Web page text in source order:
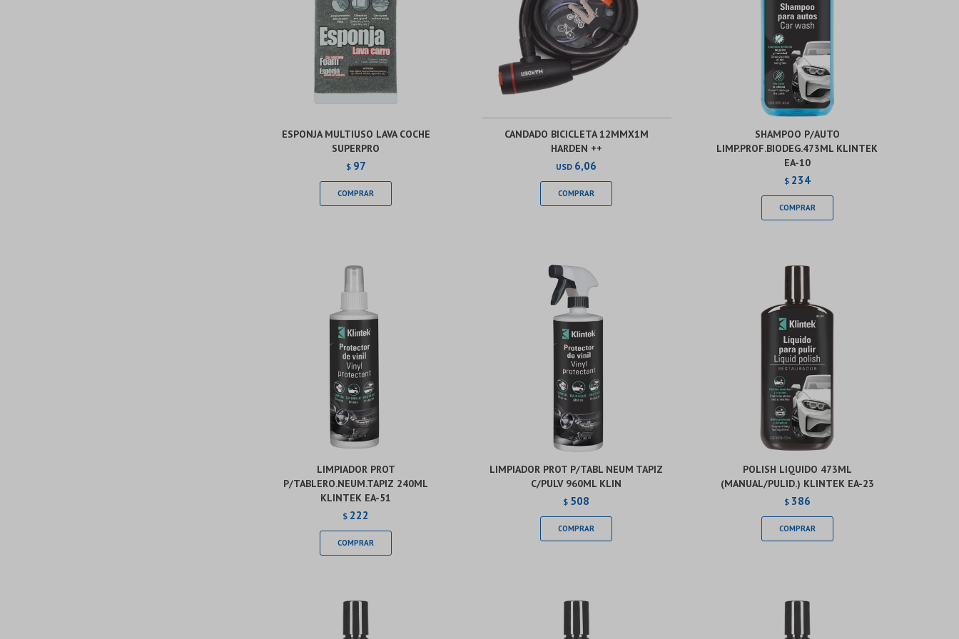
ESPONJA MULTIUSO LAVA COCHE
SUPERPRO
$ 97
CANDADO BICICLETA 12MMX1M
HARDEN ++
USD 6,06
SHAMPOO P/AUTO
LIMP.PROF.BIODEG.473ML KLINTEK
EA-10
$ 234
LIMPIADOR PROT
P/TABLERO.NEUM.TAPIZ 240ML
KLINTEK EA-51
$ 222
LIMPIADOR PROT P/TABL NEUM TAPIZ
C/PULV 960ML KLIN
$ 508
POLISH LIQUIDO 473ML
(MANUAL/PULID.) KLINTEK EA-23
$ 386